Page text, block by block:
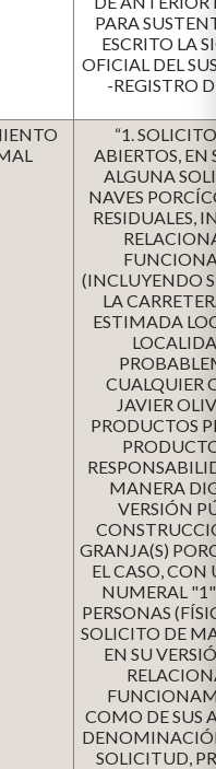
PARA
ESCRITO LA
OFICIAL DEL
-REGISTRO
“1.
ABIERTOS, EN
ALGUNA
NAVES
RESIDUALES,
(INCLUYENDO
LA
ESTIMADA
CUALQUIER
JAVIER
PRODUCTOS
MANERA
VERSIÓN
GRANJA(S)
EL CASO,
NUMERAL "1"
PERSONAS
SOLICITO DE
EN SU
COMO DE SUS
SOLICITUD,